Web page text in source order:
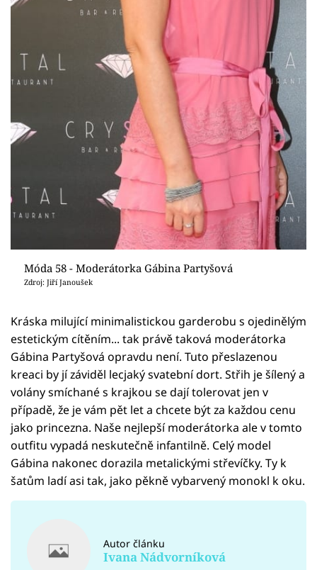
Móda 58 - Moderátorka Gábina Partyšová
Zdroj: Jiří Janoušek
Kráska milující minimalistickou garderobu s ojedinělým
estetickým cítěním... tak právě taková moderátorka
Gábina Partyšová opravdu není. Tuto přeslazenou
kreaci by jí záviděl lecjaký svatební dort. Střih je šílený a
volány smíchané s krajkou se dají tolerovat jen v
případě, že je vám pět let a chcete být za každou cenu
jako princezna. Naše nejlepší moderátorka ale v tomto
outfitu vypadá neskutečně infantilně. Celý model
Gábina nakonec dorazila metalickými střevíčky. Ty k
šatům ladí asi tak, jako pěkně vybarvený monokl k oku.
Autor článku
Ivana Nádvorníková